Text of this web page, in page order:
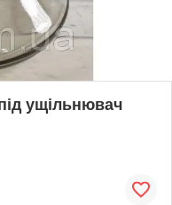
ущільнювач